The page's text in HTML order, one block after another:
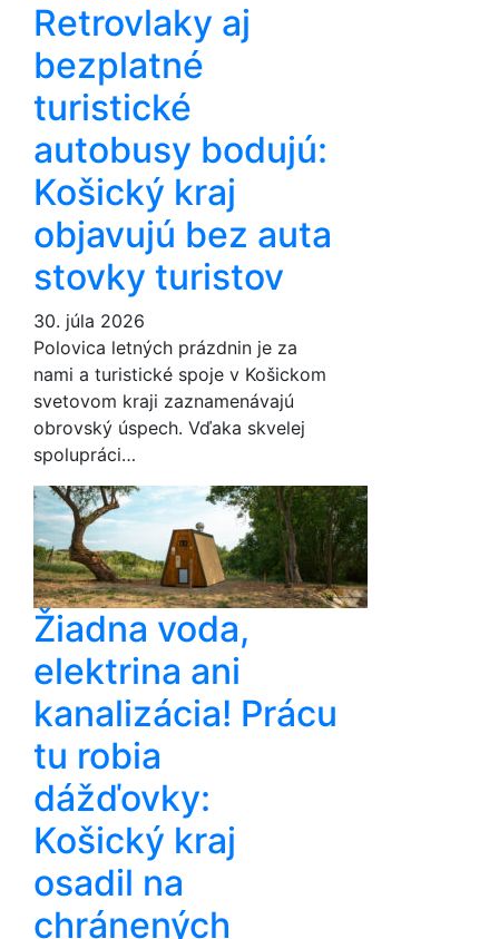
Retrovlaky aj
bezplatné
turistické
autobusy bodujú:
Košický kraj
objavujú bez auta
stovky turistov
30. júla 2026
Polovica letných prázdnin je za
nami a turistické spoje v Košickom
svetovom kraji zaznamenávajú
obrovský úspech. Vďaka skvelej
spolupráci…
Žiadna voda,
elektrina ani
kanalizácia! Prácu
tu robia
dážďovky:
Košický kraj
osadil na
chránených